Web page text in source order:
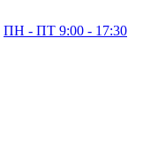
ПН - ПТ 9:00 - 17:30